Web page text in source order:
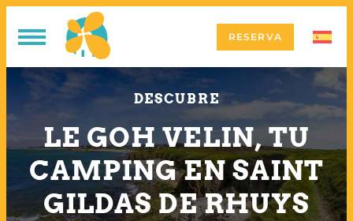
RESERVA
DESCUBRE
LE GOH VELIN, TU
CAMPING EN SAINT
GILDAS DE RHUYS